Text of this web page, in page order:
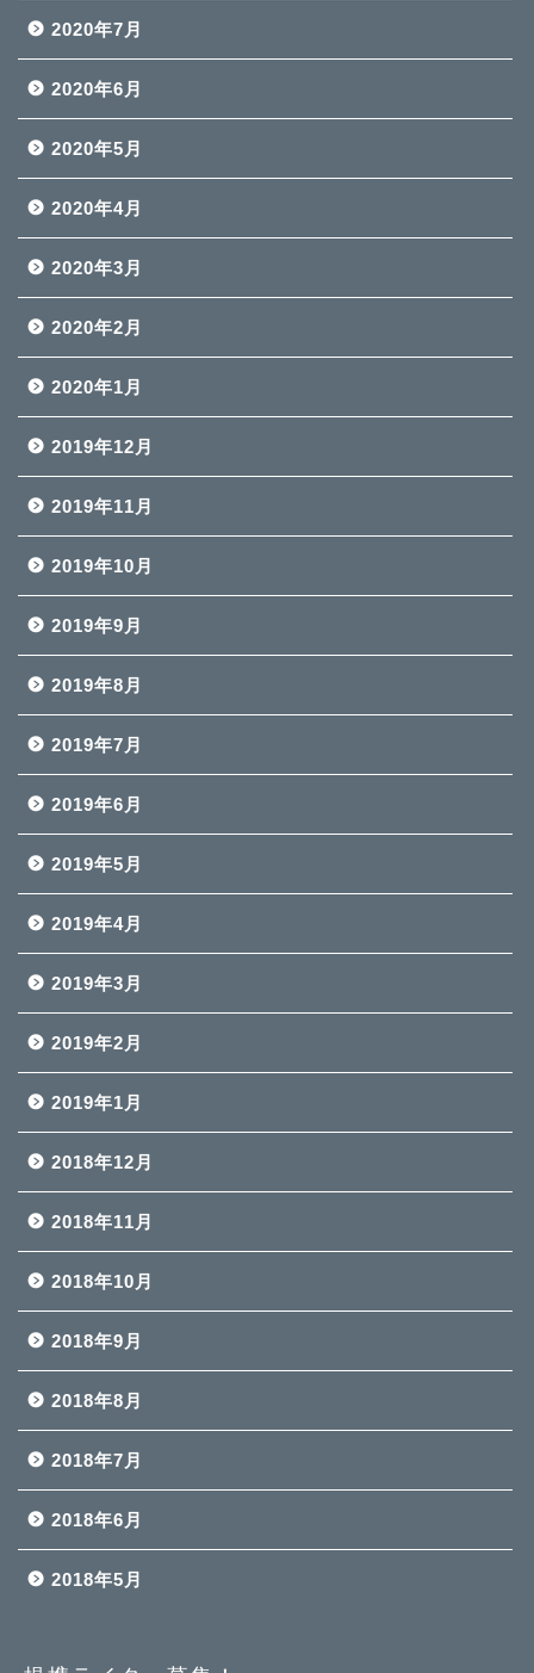
2020年7月
2020年6月
2020年5月
2020年4月
2020年3月
2020年2月
2020年1月
2019年12月
2019年11月
2019年10月
2019年9月
2019年8月
2019年7月
2019年6月
2019年5月
2019年4月
2019年3月
2019年2月
2019年1月
2018年12月
2018年11月
2018年10月
2018年9月
2018年8月
2018年7月
2018年6月
2018年5月